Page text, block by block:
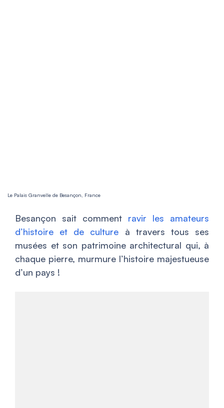
Le Palais Granvelle de Besançon, France
Besançon sait comment ravir les amateurs
d’histoire et de culture à travers tous ses
musées et son patrimoine architectural qui, à
chaque pierre, murmure l’histoire majestueuse
d’un pays !